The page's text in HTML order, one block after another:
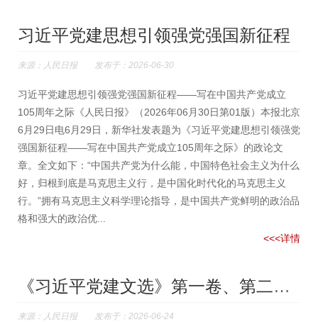
习近平党建思想引领强党强国新征程
来源：人民日报 发布于：2026-06-30
习近平党建思想引领强党强国新征程——写在中国共产党成立
105周年之际《人民日报》（2026年06月30日第01版）本报北京
6月29日电6月29日，新华社发表题为《习近平党建思想引领强党
强国新征程——写在中国共产党成立105周年之际》的政论文
章。全文如下：“中国共产党为什么能，中国特色社会主义为什么
好，归根到底是马克思主义行，是中国化时代化的马克思主义
行。”拥有马克思主义科学理论指导，是中国共产党鲜明的政治品
格和强大的政治优...
<<<详情
《习近平党建文选》第一卷、第二卷主要篇目介绍
来源：人民日报 发布于：2026-06-24